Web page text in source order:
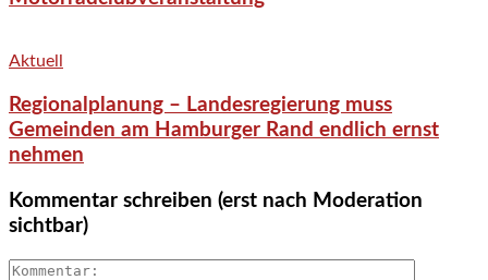
Aktuell
Regionalplanung – Landesregierung muss
Gemeinden am Hamburger Rand endlich ernst
nehmen
Kommentar schreiben (erst nach Moderation
sichtbar)